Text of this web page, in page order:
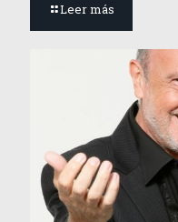
Leer más